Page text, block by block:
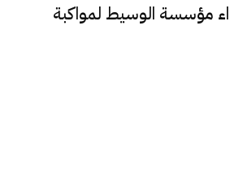
مؤسسة الوسيط لمواكبة